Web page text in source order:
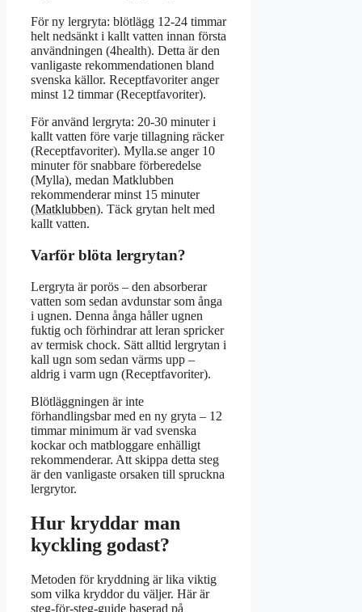
För ny lergryta: blötlägg 12-24 timmar
helt nedsänkt i kallt vatten innan första
användningen (4health). Detta är den
vanligaste rekommendationen bland
svenska källor. Receptfavoriter anger
minst 12 timmar (Receptfavoriter).
För använd lergryta: 20-30 minuter i
kallt vatten före varje tillagning räcker
(Receptfavoriter). Mylla.se anger 10
minuter för snabbare förberedelse
(Mylla), medan Matklubben
rekommenderar minst 15 minuter
(Matklubben). Täck grytan helt med
kallt vatten.
Varför blöta lergrytan?
Lergryta är porös – den absorberar
vatten som sedan avdunstar som ånga
i ugnen. Denna ånga håller ugnen
fuktig och förhindrar att leran spricker
av termisk chock. Sätt alltid lergrytan i
kall ugn som sedan värms upp –
aldrig i varm ugn (Receptfavoriter).
Blötläggningen är inte
förhandlingsbar med en ny gryta – 12
timmar minimum är vad svenska
kockar och matbloggare enhälligt
rekommenderar. Att skippa detta steg
är den vanligaste orsaken till spruckna
lergrytor.
Hur kryddar man
kyckling godast?
Metoden för kryddning är lika viktig
som vilka kryddor du väljer. Här är
steg-för-steg-guide baserad på